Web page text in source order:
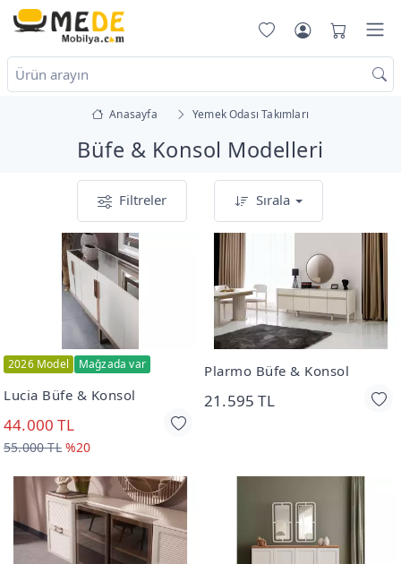
Anasayfa Yemek Odası Takımları
Büfe & Konsol Modelleri
Filtreler Sırala
2026 Model Mağzada var
Lucia Büfe & Konsol
44.000 TL
55.000 TL %20
Plarmo Büfe & Konsol
21.595 TL